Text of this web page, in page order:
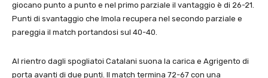
giocano punto a punto e nel primo parziale il vantaggio è di 26-21.
Punti di svantaggio che Imola recupera nel secondo parziale e
pareggia il match portandosi sul 40-40.
Al rientro dagli spogliatoi Catalani suona la carica e Agrigento di
porta avanti di due punti. Il match termina 72-67 con una